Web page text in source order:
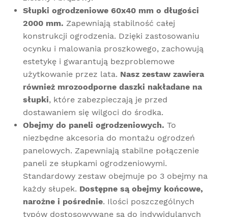
Słupki ogrodzeniowe 60x40 mm o długości
2000 mm. Zapewniają stabilność całej
konstrukcji ogrodzenia. Dzięki zastosowaniu
ocynku i malowania proszkowego, zachowują
estetykę i gwarantują bezproblemowe
użytkowanie przez lata. Nasz zestaw zawiera
również mrozoodporne daszki nakładane na
słupki, które zabezpieczają je przed
dostawaniem się wilgoci do środka.
Obejmy do paneli ogrodzeniowych. To
niezbędne akcesoria do montażu ogrodzeń
panelowych. Zapewniają stabilne połączenie
paneli ze słupkami ogrodzeniowymi.
Standardowy zestaw obejmuje po 3 obejmy na
każdy słupek. Dostępne są obejmy końcowe,
narożne i pośrednie. Ilości poszczególnych
typów dostosowywane są do indywidulanych